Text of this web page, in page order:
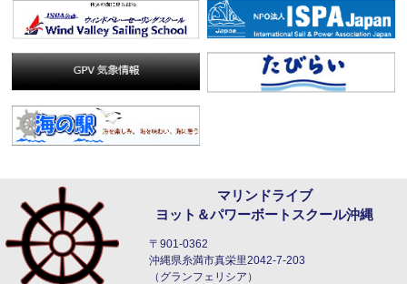
マリンドライブ
ヨット＆パワーボートスクール沖縄
〒901-0362
沖縄県糸満市真栄里2042-7-203
（グランフェリシア）